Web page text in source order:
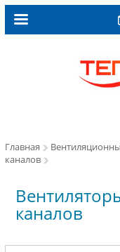
Главная
каналов
каналов